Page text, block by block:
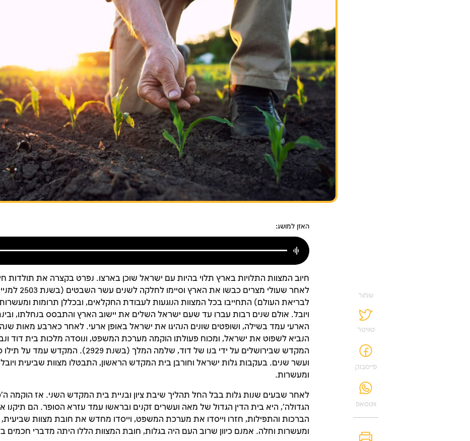
האזן למושג:
שמור
טוויטר
פייסבוק
ווטסאפ
חיוב המצוות התלויות בארץ תלוי בהיות עם ישראל שוכן בארצו. נפרט בקצרה את תולדות
לאחר שעולי מצרים כבשו את
לבריאת העולם) התחייבו בכל המצוות הנוגעות לעבודת החקלאים, ובכללן תרומות
ויובל. אולם שנים רבות עברו עד שעם ישראל השלים את יישוב הארץ והתבסס בנחלתו,
הארעי עמד בשילה, ושופטים שונים הנהיגו את ישראל באופן ארעי. לאחר כארבע מאות
הנביא לשפוט את ישראל, ומכוח פעולתו הוקמה מערכת המשפט, ונוסדה מלכות בית דוד
המקדש שבירושלים על ידי בנו של דוד, שלמה המלך (בשנת
ועשר שנים. בעקבות גלות ישראל וחורבן בית המקדש הראשון, התבטלו מצוות שביעית
ומעשרות.
לאחר שבעים שנות גלות בבל החל תהליך שיבת ציון ובניית בית המקדש השני. אז הוקמה
הגדולה', היא בית הדין הגדול של מאה ועשרים זקנים ובראשו עמד עזרא הסופר. הם תיקנו
הברכות והתפילות, חזרו וייסדו את מערכת המשפט, וייסדו מחדש את חובת מצוות
ומעשרות וחלה. אמנם כיוון שרוב העם היה בגלות, חובת המצוות הללו היתה מדברי חכמים
לסימון המושג כנלמד, יש להתחבר לחשבון או להירשם
הרשמה התחברות